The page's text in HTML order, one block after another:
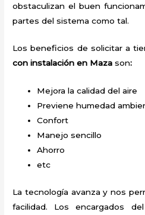
obstaculizan el buen
partes del sistema como tal.
Los beneficios de solicitar a
con instalación en Mazason:
Mejora la calidad del aire
Previene humedad
Confort
Manejo sencillo
Ahorro
etc
La tecnología avanza y nos
facilidad. Los encargados del